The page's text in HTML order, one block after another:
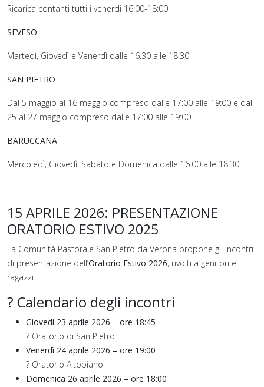
Ricarica contanti tutti i venerdi 16:00-18:00
SEVESO
Martedì, Giovedì e Venerdì dalle 16.30 alle 18.30
SAN PIETRO
Dal 5 maggio al 16 maggio compreso dalle 17:00 alle 19:00 e dal
25 al 27 maggio compreso dalle 17:00 alle 19:00
BARUCCANA
Mercoledì, Giovedì, Sabato e Domenica dalle 16.00 alle 18.30
15 APRILE 2026: PRESENTAZIONE
ORATORIO ESTIVO 2025
La Comunità Pastorale San Pietro da Verona propone gli incontri
di presentazione dell’Oratorio Estivo 2026, rivolti a genitori e
ragazzi.
? Calendario degli incontri
Giovedì 23 aprile 2026 – ore 18:45
? Oratorio di San Pietro
Venerdì 24 aprile 2026 – ore 19:00
? Oratorio Altopiano
Domenica 26 aprile 2026 – ore 18:00